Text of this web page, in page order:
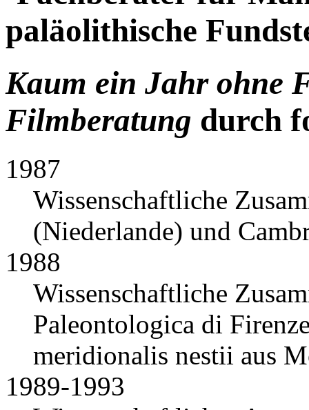
Kaum ein Jahr ohne
Filmberatung durch
1987
Wissenschaftliche
(Niederlande) und
1988
Wissenschaftliche
Paleontologica di
meridionalis nestii aus
1989-1993